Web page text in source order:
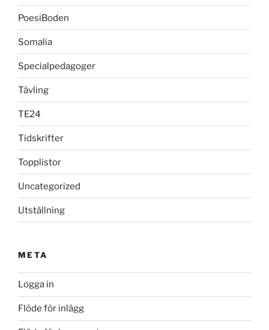
PoesiBoden
Somalia
Specialpedagoger
Tävling
TE24
Tidskrifter
Topplistor
Uncategorized
Utställning
META
Logga in
Flöde för inlägg